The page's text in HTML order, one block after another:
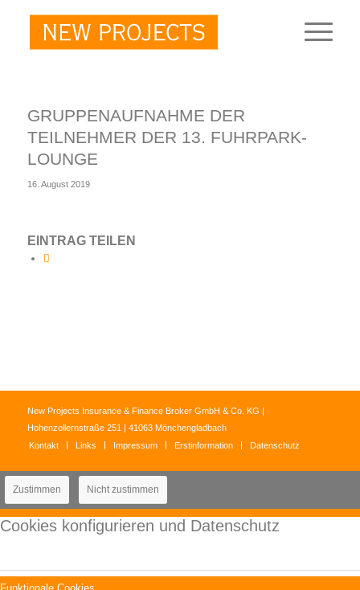
GRUPPENAUFNAHME DER
TEILNEHMER DER 13. FUHRPARK-
LOUNGE
16. August 2019
EINTRAG TEILEN
New Projects Insurance & Finance Broker GmbH & Co. KG |
Hohenzollernstraße 251 | 41063 Mönchengladbach
Kontakt
Links Impressum Erstinformation Datenschutz
Zustimmen Nicht zustimmen
Cookies konfigurieren und Datenschutz